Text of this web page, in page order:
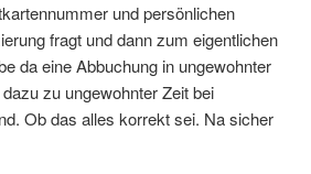
und persönlichen
fragt und dann zum eigentlichen
da eine Abbuchung in ungewohnter
zu ungewohnter Zeit bei
Ob das alles korrekt sei. Na sicher